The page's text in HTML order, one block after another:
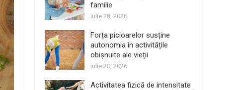
familie
iulie 28, 2026
Forța picioarelor susține
autonomia în activitățile
obișnuite ale vieții
iulie 20, 2026
Activitatea fizică de intensitate